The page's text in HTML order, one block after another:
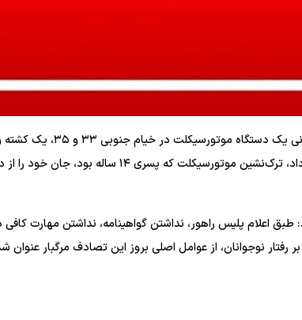
نوری اظهار کرد: ظهر جمعه
اعلام پلیس راهور، نداشتن گواهینامه، نداشتن مهارت کافی
رفتار نوجوانان، از عوامل اصلی بروز این تصادف مرگبار